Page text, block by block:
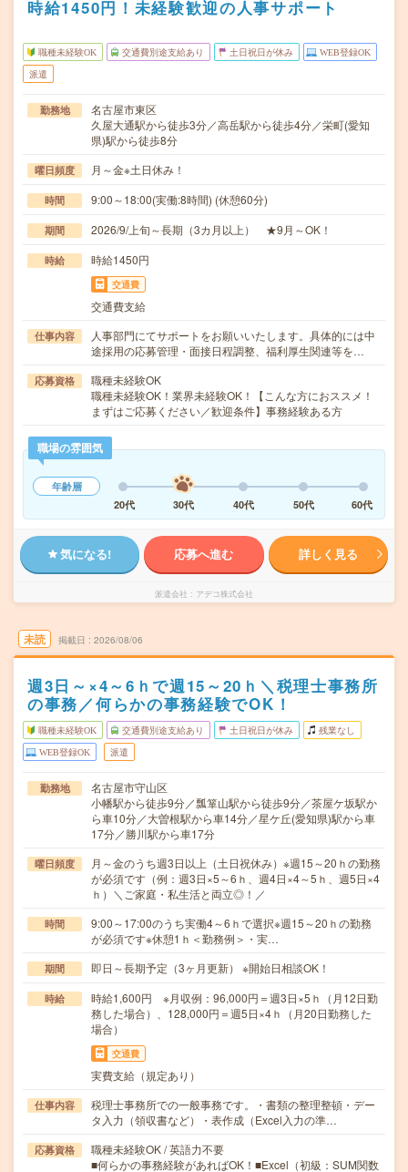
時給1450円！未経験歓迎の人事サポート
職種未経験OK 交通費別途支給あり 土日祝日が休み WEB登録OK
派遣
勤務地
名古屋市東区
久屋大通駅から徒歩3分／高岳駅から徒歩4分／栄町(愛知
県)駅から徒歩8分
曜日頻度 月～金※土日休み！
時間 9:00～18:00(実働:8時間) (休憩60分)
期間 2026/9/上旬～長期（3カ月以上） ★9月～OK！
時給 時給1450円
交通費
交通費支給
仕事内容
人事部門にてサポートをお願いいたします。具体的には中
途採用の応募管理・面接日程調整、福利厚生関連等を…
応募資格
職種未経験OK
職種未経験OK！業界未経験OK！【こんな方におススメ！
まずはご応募ください／歓迎条件】事務経験ある方
職場の雰囲気
年齢層
20代
30代 40代 50代 60代
気になる! 応募へ進む 詳しく見る
派遣会社 アデコ株式会社
未読 掲載日 2026/08/06
週3日～×4～6ｈで週15～20ｈ＼税理士事務所
の事務／何らかの事務経験でOK！
職種未経験OK 交通費別途支給あり 土日祝日が休み 残業なし
WEB登録OK 派遣
勤務地
名古屋市守山区
小幡駅から徒歩9分／瓢箪山駅から徒歩9分／茶屋ケ坂駅か
ら車10分／大曽根駅から車14分／星ケ丘(愛知県)駅から車
17分／勝川駅から車17分
曜日頻度
月～金のうち週3日以上（土日祝休み）※週15～20ｈの勤務
が必須です（例：週3日×5～6ｈ、週4日×4～5ｈ、週5日×4
ｈ）＼ご家庭・私生活と両立◎！／
時間
9:00～17:00のうち実働4～6ｈで選択※週15～20ｈの勤務
が必須です※休憩1ｈ＜勤務例＞・実…
期間 即日～長期予定（3ヶ月更新） ※開始日相談OK！
時給
時給1,600円 ※月収例：96,000円＝週3日×5ｈ（月12日勤
務した場合）、128,000円＝週5日×4ｈ（月20日勤務した
場合）
交通費
実費支給（規定あり）
仕事内容
税理士事務所での一般事務です。・書類の整理整頓・デー
タ入力（領収書など）・表作成（Excel入力の準…
応募資格
職種未経験OK / 英語力不要
■何らかの事務経験があればOK！■Excel（初級：SUM関数